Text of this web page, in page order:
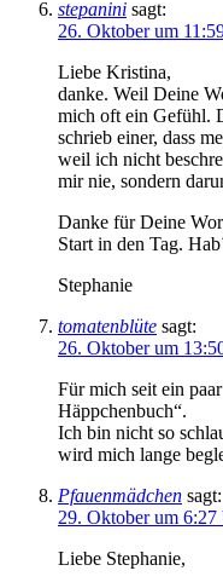
stepanini sagt:
26. Oktober um
Liebe Kristina,
danke. Weil Deine
mich oft ein Gefühl.
schrieb einer, dass
weil ich nicht
mir nie, sondern
Danke für Deine
Start in den Tag.
Stephanie
tomatenblüte sagt:
26. Oktober um
Für mich seit ein
Häppchenbuch“.
Ich bin nicht so
wird mich lange
Pfauenmädchen sagt:
29. Oktober um 6:27
Liebe Stephanie,